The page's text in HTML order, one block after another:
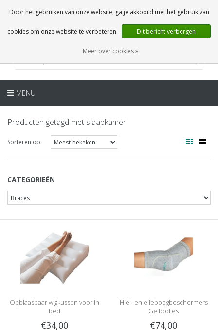
0 Artikelen
NL
MENU
Producten getagd met slaapkamer
Sorteren op:
CATEGORIEËN
Opblaasbaar wigkussen voor in
bed
€34,00
Hiel- en elleboogbeschermers
Gelbodies
€74,00
Door het gebruiken van onze website, ga je akkoord met het gebruik van
cookies om onze website te verbeteren. Dit bericht verbergen
Meer over cookies »